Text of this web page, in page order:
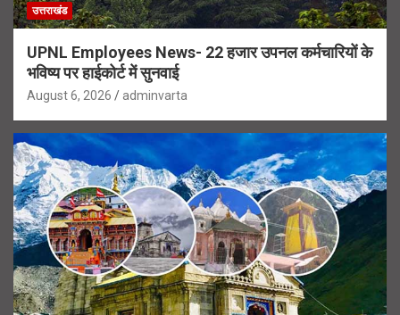
उत्तराखंड
UPNL Employees News- 22 हजार उपनल कर्मचारियों के
भविष्य पर हाईकोर्ट में सुनवाई
August 6, 2026 adminvarta